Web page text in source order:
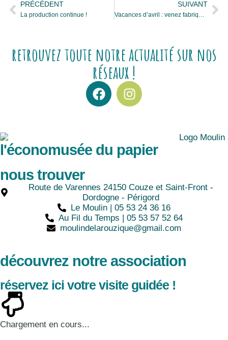
PRÉCÉDENT
La production continue !
SUIVANT
Vacances d’avril : venez fabriquer votre papier de Pâques !
retrouvez toute notre actualité sur nos
réseaux !
l'économusée du papier
nous trouver
Route de Varennes 24150 Couze et Saint-Front -
Dordogne - Périgord
Le Moulin | 05 53 24 36 16
Au Fil du Temps | 05 53 57 52 64
moulindelarouzique@gmail.com
découvrez notre association
réservez ici votre visite guidée !
Chargement en cours...